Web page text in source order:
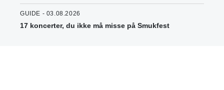
GUIDE - 03.08.2026
17 koncerter, du ikke må misse på Smukfest